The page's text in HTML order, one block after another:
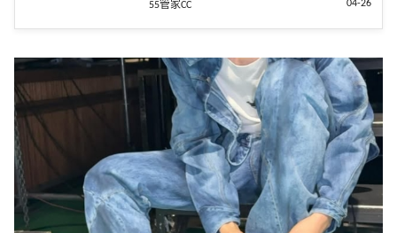
55管家CC 04-26